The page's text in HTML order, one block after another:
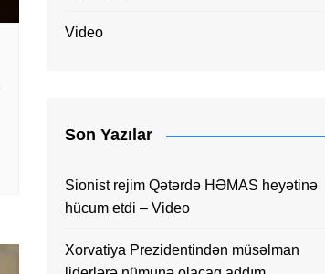
Video
Son Yazılar
Sionist rejim Qətərdə HƏMAS heyətinə
hücum etdi – Video
Xorvatiya Prezidentindən müsəlman